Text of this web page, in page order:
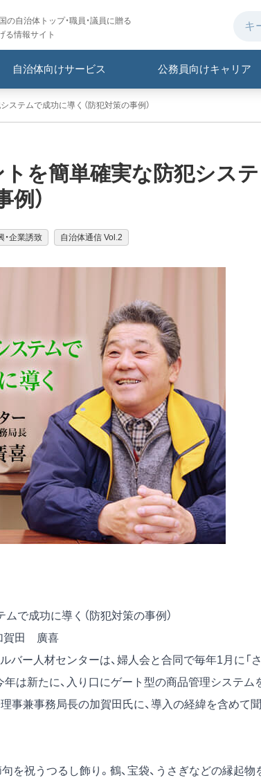
の自治体トップ・職員・議員に贈る
る情報サイト
自治体向けサービス 公務員向けキャリア
ステムで成功に導く（防犯対策の事例）
トを簡単確実な防犯システ
）
・企業誘致 自治体通信 Vol.2
で成功に導く（防犯対策の事例）
賀田 廣喜
バー人材センターは、婦人会と合同で毎年1月に「
は新たに、入り口にゲート型の商品管理システム
事兼事務局長の加賀田氏に、導入の経緯を含めて聞
を祝うつるし飾り。鶴、宝袋、うさぎなどの縁起物